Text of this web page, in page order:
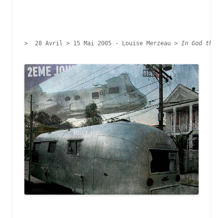
> 28 Avril > 15 Mai 2005 - Louise Merzeau > In God